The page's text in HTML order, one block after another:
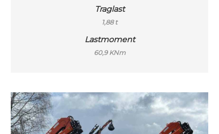
Traglast
1,88 t
Lastmoment
60,9 KNm